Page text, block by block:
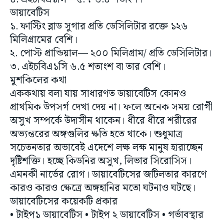
১. ফাস্টিং ব্লাড সুগার প্রতি ডেসিলিটার রক্তে ১২৬
মিলিগ্রামের বেশি।
২. পোস্ট প্রান্ডিয়াল— ২০০ মিলিগ্রাম/ প্রতি ডেসিলিটার।
৩. এইচবিএ১সি ৬.৫ শতাংশ বা তার বেশি।
মুশকিলের কথা
এককথায় বলা যায় সাধারণত ডায়াবেটিস কোনও
প্রাথমিক উপসর্গ দেখা দেয় না। ফলে অনেক সময় রোগী
অসুখ সম্পর্কে উদাসীন থাকেন। ধীরে ধীরে শরীরের
অভ্যন্তরের অঙ্গগুলির ক্ষতি হতে থাকে। শুধুমাত্র
সচেতনতার অভাবেই এদেশে লক্ষ লক্ষ মানুষ হারাচ্ছেন
দৃষ্টিশক্তি। হচ্ছে কিডনির অসুখ, লিভার সিরোসিস।
এমনকী নার্ভের রোগ। ডায়াবেটিসের জটিলতার কারণে
কারও কারও ক্ষেত্রে অঙ্গহানির মতো ঘটনাও ঘটছে।
ডায়াবেটিসের কয়েকটি প্রকার
• টাইপ১ ডায়াবেটিস • টাইপ ২ ডায়াবেটিস • গর্ভাবস্থার
ডায়াবেটিস বা জেস্টেশনাল ডায়াবেটিস • অস্ত্রোপচার